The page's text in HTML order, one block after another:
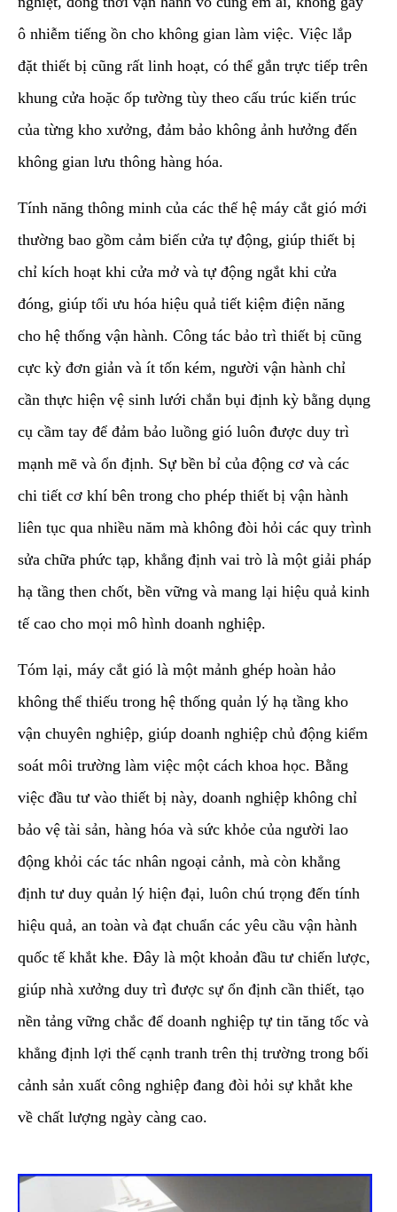
ô nhiễm tiếng ồn cho không gian làm việc. Việc lắp
đặt thiết bị cũng rất linh hoạt, có thể gắn trực tiếp trên
khung cửa hoặc ốp tường tùy theo cấu trúc kiến trúc
của từng kho xưởng, đảm bảo không ảnh hưởng đến
không gian lưu thông hàng hóa.
​Tính năng thông minh của các thế hệ máy cắt gió mới
thường bao gồm cảm biến cửa tự động, giúp thiết bị
chỉ kích hoạt khi cửa mở và tự động ngắt khi cửa
đóng, giúp tối ưu hóa hiệu quả tiết kiệm điện năng
cho hệ thống vận hành. Công tác bảo trì thiết bị cũng
cực kỳ đơn giản và ít tốn kém, người vận hành chỉ
cần thực hiện vệ sinh lưới chắn bụi định kỳ bằng dụng
cụ cầm tay để đảm bảo luồng gió luôn được duy trì
mạnh mẽ và ổn định. Sự bền bỉ của động cơ và các
chi tiết cơ khí bên trong cho phép thiết bị vận hành
liên tục qua nhiều năm mà không đòi hỏi các quy trình
sửa chữa phức tạp, khẳng định vai trò là một giải pháp
hạ tầng then chốt, bền vững và mang lại hiệu quả kinh
tế cao cho mọi mô hình doanh nghiệp.
​Tóm lại, máy cắt gió là một mảnh ghép hoàn hảo
không thể thiếu trong hệ thống quản lý hạ tầng kho
vận chuyên nghiệp, giúp doanh nghiệp chủ động kiểm
soát môi trường làm việc một cách khoa học. Bằng
việc đầu tư vào thiết bị này, doanh nghiệp không chỉ
bảo vệ tài sản, hàng hóa và sức khỏe của người lao
động khỏi các tác nhân ngoại cảnh, mà còn khẳng
định tư duy quản lý hiện đại, luôn chú trọng đến tính
hiệu quả, an toàn và đạt chuẩn các yêu cầu vận hành
quốc tế khắt khe. Đây là một khoản đầu tư chiến lược,
giúp nhà xưởng duy trì được sự ổn định cần thiết, tạo
nền tảng vững chắc để doanh nghiệp tự tin tăng tốc và
khẳng định lợi thế cạnh tranh trên thị trường trong bối
cảnh sản xuất công nghiệp đang đòi hỏi sự khắt khe
về chất lượng ngày càng cao.